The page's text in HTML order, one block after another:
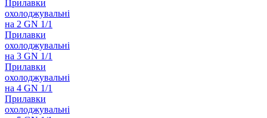
Прилавки
охолоджувальні
на 2 GN 1/1
Прилавки
охолоджувальні
на 3 GN 1/1
Прилавки
охолоджувальні
на 4 GN 1/1
Прилавки
охолоджувальні